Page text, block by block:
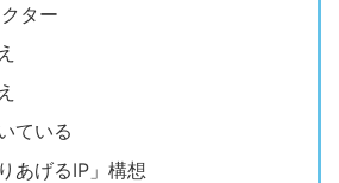
ター
ている
あげるIP」構想